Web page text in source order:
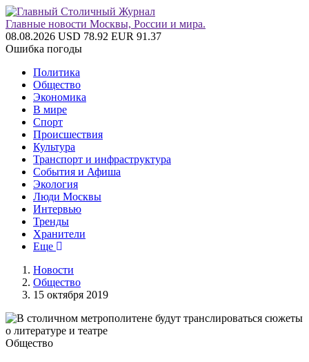
Главные новости Москвы, России и мира.
08.08.2026 USD 78.92 EUR 91.37
Ошибка погоды
Политика
Общество
Экономика
В мире
Спорт
Происшествия
Культура
Транспорт и инфраструктура
События и Афиша
Экология
Люди Москвы
Интервью
Тренды
Хранители
Еще
Новости
Общество
15 октября 2019
Общество